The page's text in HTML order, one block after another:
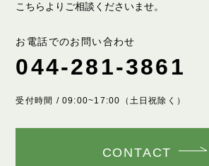
こちらよりご相談くださいませ。
お電話でのお問い合わせ
044-281-3861
受付時間 / 09:00~17:00（土日祝除く）
CONTACT